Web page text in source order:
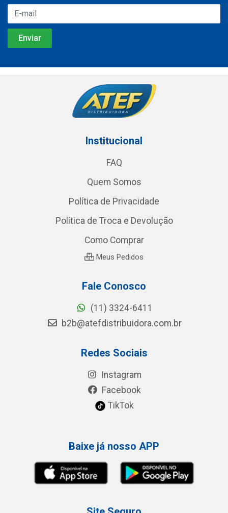
Institucional
FAQ
Quem Somos
Política de Privacidade
Política de Troca e Devolução
Como Comprar
Meus Pedidos
Fale Conosco
(11) 3324-6411
b2b@atefdistribuidora.com.br
Redes Sociais
Instagram
Facebook
TikTok
Baixe já nosso APP